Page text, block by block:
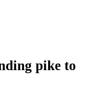
pike to